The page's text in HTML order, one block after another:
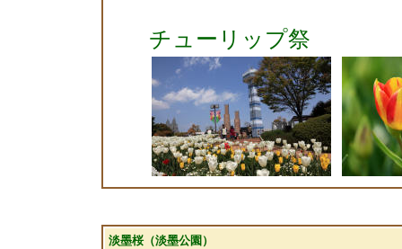
チューリップ祭
淡墨桜（淡墨公園）